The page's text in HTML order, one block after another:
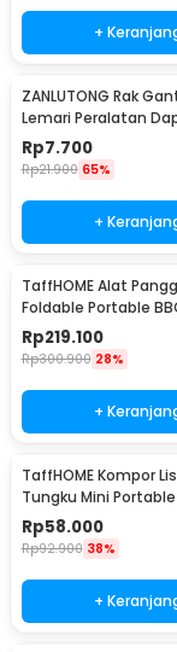
+
ZANLUTONG Rak
Lemari Peralatan
Besi - 2137
Rp7.700
Rp21.900 65%
+
TaffHOME Alat
Foldable Portable
Grill Stove - HWSK77
Rp219.100
Rp300.900 28%
+
TaffHOME Kompor
Tungku Mini
Plate 500W - C1-
Rp58.000
Rp92.900 38%
+